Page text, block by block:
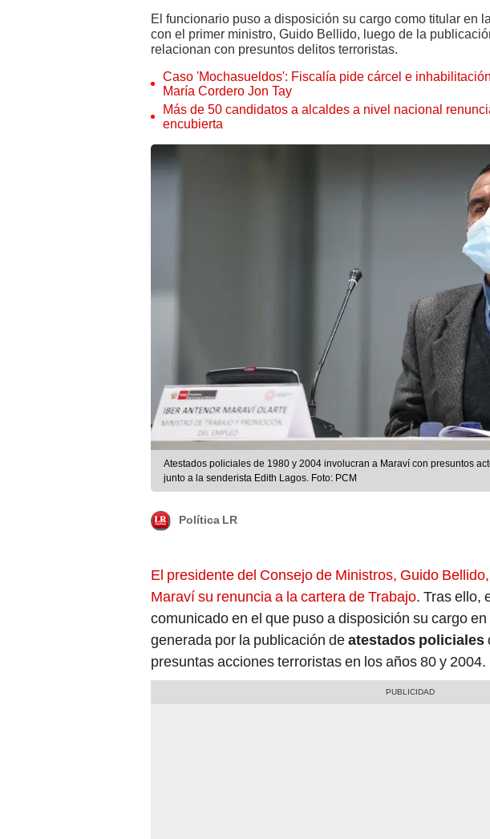
El funcionario puso a disposición su cargo como titular en
con el primer ministro, Guido Bellido, luego de la
relacionan con presuntos delitos terroristas.
Caso 'Mochasueldos': Fiscalía pide cárcel e
María Cordero Jon Tay
Más de 50 candidatos a alcaldes a nivel nacional
encubierta
Atestados policiales de 1980 y 2004 involucran a Maraví con presuntos
junto a la senderista Edith Lagos. Foto: PCM
Política LR
El presidente del Consejo de Ministros, Guido
Maraví su renuncia a la cartera de Trabajo. Tras ello,
comunicado en el que puso a disposición su cargo
generada por la publicación deatestados policiales
presuntas acciones terroristas en los años 80 y 2004.